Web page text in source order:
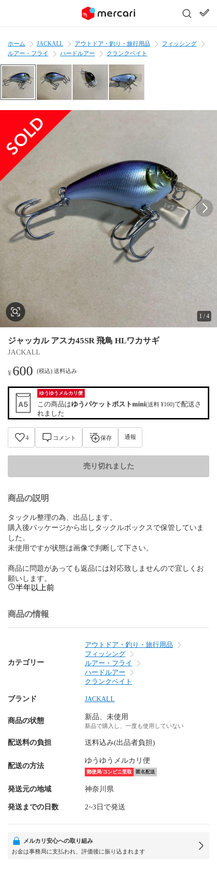
ホーム JACKALL アウトドア・釣り・旅行用品
フィッシング
ルアー・フライ
ハードルアー クランクベイト
1 /4
ジャッカル アスカ45SR 飛鳥 HLワカサギ
JACKALL
¥600 (税込) 送料込み
ゆうゆうメルカリ便
この商品はゆうパケットポストmini(送料 ¥160)で配送さ
れました
4 コメント 保存 通報
売り切れました
商品の説明
タックル整理の為、出品します。
購入後パッケージから出しタックルボックスで保管していま
した。
未使用ですが状態は画像で判断して下さい。
商品に問題があっても返品には対応致しませんので宜しくお
願いします。
半年以上前
商品の情報
カテゴリー
アウトドア・釣り・旅行用品
フィッシング
ルアー・フライ
ハードルアー
クランクベイト
ブランド JACKALL
商品の状態 新品、未使用
新品で購入し、一度も使用していない
配送料の負担 送料込み(出品者負担)
配送の方法
ゆうゆうメルカリ便
郵便局/コンビニ受取 匿名配送
発送元の地域 神奈川県
発送までの日数 2~3日で発送
メルカリ安心への取り組み
お金は事務局に支払われ、評価後に振り込まれます